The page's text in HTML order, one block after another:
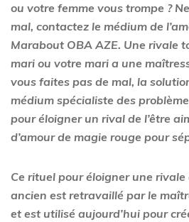
ou votre femme vous trompe ?
mal, contactez le médium de
Marabout OBA AZE. Une rivale
mari ou votre mari a une
vous faites pas de mal, la
médium spécialiste des
pour éloigner un rival de l’être
d’amour de magie rouge pour
Ce rituel pour éloigner une rivale
ancien est retravaillé par le
et est utilisé aujourd’hui pour